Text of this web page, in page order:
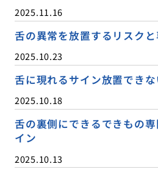
2025.11.16
舌の異常を放置するリスク
2025.10.23
舌に現れるサイン放置でき
2025.10.18
舌の裏側にできるできもの
イン
2025.10.13